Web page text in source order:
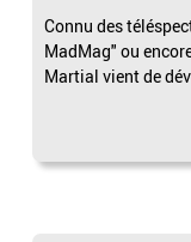
Connu des
MadMag" ou
Martial vient de